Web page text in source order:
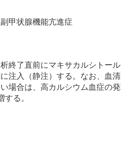
甲状腺機能亢進症
終了直前にマキサカルシトー
注入（静注）する。なお、血
場合は、高カルシウム血症の
る。